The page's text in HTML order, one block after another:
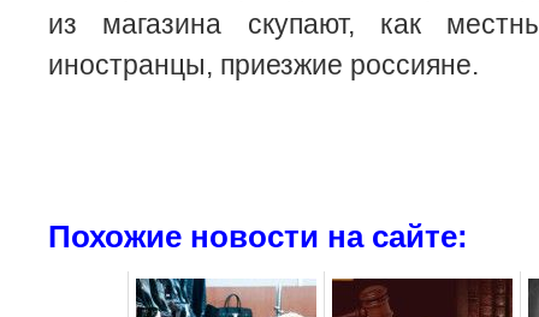
из магазина скупают, как
иностранцы, приезжие россияне.
Похожие новости на сайте: